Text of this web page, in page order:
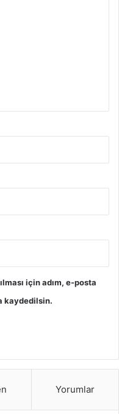
için adım, e-posta
kaydedilsin.
Yorumlar